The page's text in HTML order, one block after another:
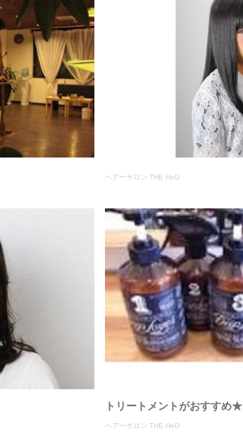
ヘアーサロン THE HeD
トリートメントがおすすめ★
ヘアーサロン THE HeD